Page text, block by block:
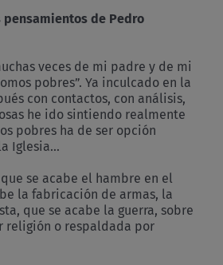
pensamientos de Pedro
veces de mi padre y de mi
pobres”. Ya inculcado en la
con contactos, con análisis,
he ido sintiendo realmente
pobres ha de ser opción
Iglesia…
se acabe el hambre en el
la fabricación de armas, la
que se acabe la guerra, sobre
religión o respaldada por